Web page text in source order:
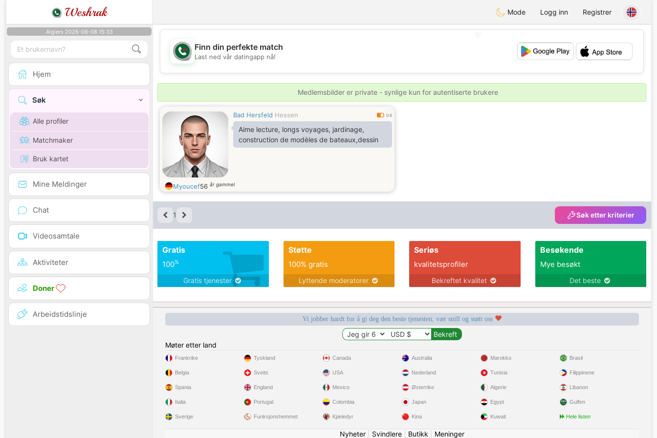
Weshrak Mode Logg inn Registrer
Algiers 2026-08-08 15:33
Hjem
Søk
Alle profiler
Matchmaker
Bruk kartet
Mine Meldinger
Chat
Videosamtale
Aktiviteter
Doner
Arbeidstidslinje
💖
💕
💕
Finn din perfekte match
Last ned vår datingapp nå!
Medlemsbilder er private - synlige kun for autentiserte brukere
Bad Hersfeld Hessen 0.6
Aime lecture, longs voyages, jardinage,
construction de modèles de bateaux,dessin
Myoucef56 år gammel
1 Søk etter kriterier
Gratis
100%
Gratis tjenester
Støtte
100% gratis
Lyttende moderatorer
Seriøs
kvalitetsprofiler
Bekreftet kvalitet
Besøkende
Mye besøkt
Det beste
Vi jobber hardt for å gi deg den beste tjenesten, vær snill og støtt oss
Møter etter land
Frankrike
Belgia
Spania
Italia
Sverige
Tyskland
Sveits
England
Portugal
Funksjonshemmet
Canada
USA
Mexico
Colombia
Kjæledyr
Australia
Nederland
Østerrike
Japan
Kina
Marokko
Tunisia
Algerie
Egypt
Kuwait
Brasil
Filippinene
Libanon
Gulfen
Hele listen
Nyheter| Svindlere| Butikk Meninger